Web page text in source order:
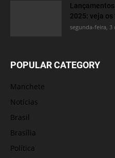
2025: veja
segunda-feira, 3
POPULAR CATEGORY
Manchete
Notícias
Brasil
Brasília
Política